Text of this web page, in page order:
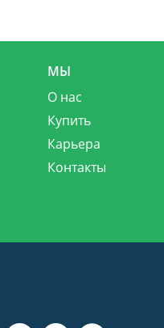
МЫ
О нас
Купить
Карьера
Контакты